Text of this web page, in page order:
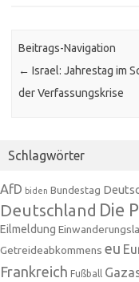
Beitrags-Navigation
← Israel: Jahrestag im
der Verfassungskrise
Schlagwörter
AfD biden Bundestag
Deutschland Die
Eilmeldung
Getreideabkommens eu
Frankreich Fußball